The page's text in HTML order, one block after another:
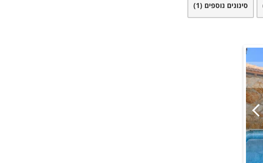
סינונים נוספים (1)